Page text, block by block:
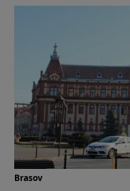
Brasov